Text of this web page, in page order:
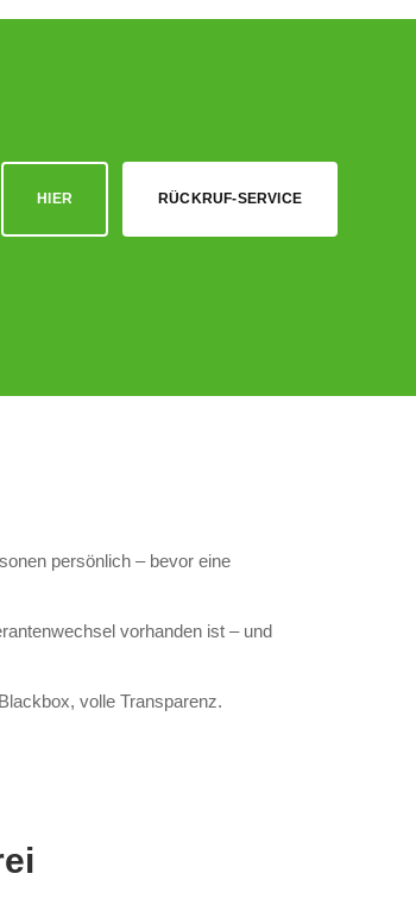
HIER RÜCKRUF-SERVICE
persönlich – bevor eine
vorhanden ist – und
volle Transparenz.